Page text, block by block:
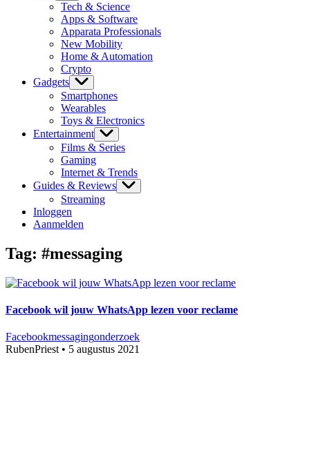
Tech & Science
Apps & Software
Apparata Professionals
New Mobility
Home & Automation
Crypto
Gadgets
Smartphones
Wearables
Toys & Electronics
Entertainment
Films & Series
Gaming
Internet & Trends
Guides & Reviews
Streaming
Inloggen
Aanmelden
Tag: #messaging
Facebook wil jouw WhatsApp lezen voor reclame
Facebookmessagingonderzoek
RubenPriest • 5 augustus 2021